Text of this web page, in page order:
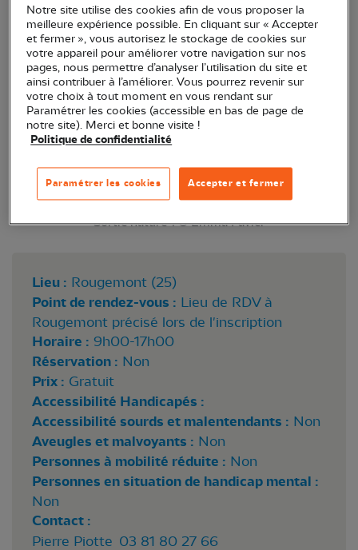
oiseaux hivernants de nos jardins, avec un
spécialiste et bagueur ornithologique !
Sortie nature 1 © Emma Favier
Lieu : Rougemont (25)
Point de rendez-vous : Lieu de RDV à
Rougemont précisé lors de l'inscription
Horaire : 9h00-17h00
Réservation : Non
Prix : Gratuit
Accessibilité Handicapés :
Accessibilité sourds et malentendants : Non
Aveugles et malvoyants : Non
Personnes à mobilité réduite : Non
Personnes en situation de handicap mental :
Non
Contact :
Pierre Piotte 03 81 80 27 66
Notre site utilise des cookies afin de vous proposer la
meilleure expérience possible. En cliquant sur « Accepter
et fermer », vous autorisez le stockage de cookies sur
votre appareil pour améliorer votre navigation sur nos
pages, nous permettre d’analyser l’utilisation du site et
ainsi contribuer à l’améliorer. Vous pourrez revenir sur
votre choix à tout moment en vous rendant sur
Paramétrer les cookies (accessible en bas de page de
notre site). Merci et bonne visite !
Politique de confidentialité
Accepter et fermer
Paramétrer les cookies